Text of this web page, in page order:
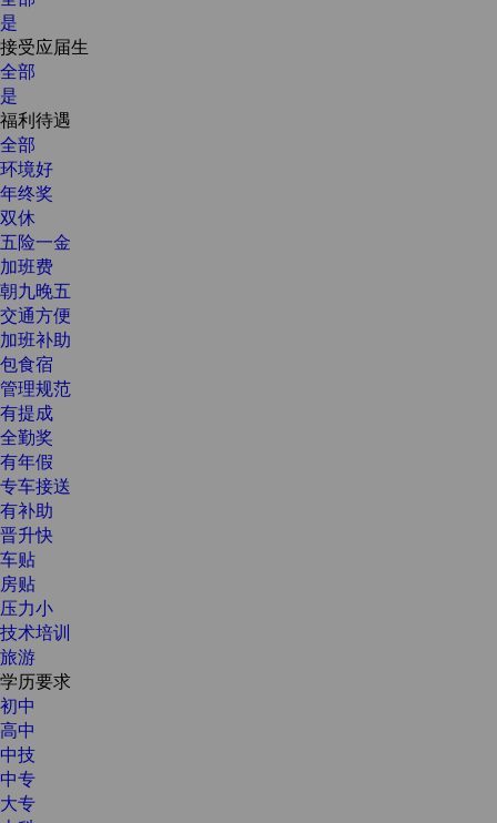
是
接受应届生
全部
是
福利待遇
全部
环境好
年终奖
双休
五险一金
加班费
朝九晚五
交通方便
加班补助
包食宿
管理规范
有提成
全勤奖
有年假
专车接送
有补助
晋升快
车贴
房贴
压力小
技术培训
旅游
学历要求
初中
高中
中技
中专
大专